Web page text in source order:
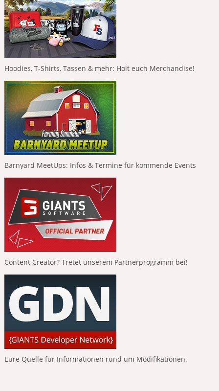
Hoodies, T-Shirts, Tassen & mehr: Holt euch Merchandise!
Barnyard MeetUps: Infos & Termine für kommende Events
Content Creator? Tretet unserem Partnerprogramm bei!
Eure Quelle für Informationen rund um Modifikationen.